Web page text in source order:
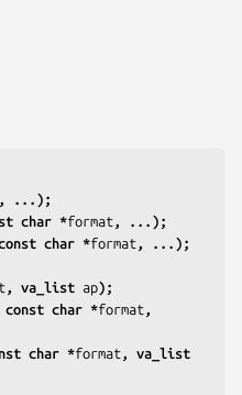
, ...);
char *format , ...);
char *format , ...);
, va_list ap);
const char *format ,
char *format